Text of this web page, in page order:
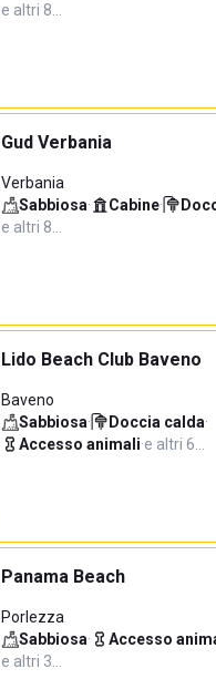
e altri 8…
Gud Verbania
Verbania
Sabbiosa· Cabine·
e altri 8…
Lido Beach Club Baveno
Baveno
Sabbiosa· Doccia calda·
Accesso animali·e altri 6…
Panama Beach
Porlezza
Sabbiosa· Accesso
e altri 3…